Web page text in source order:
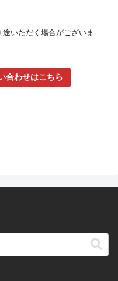
いただく場合がございま
合わせはこちら